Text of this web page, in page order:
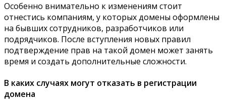
Особенно внимательно к изменениям стоит
отнестись компаниям, у которых домены оформлены
на бывших сотрудников, разработчиков или
подрядчиков. После вступления новых правил
подтверждение прав на такой домен может занять
время и создать дополнительные сложности.
В каких случаях могут отказать в регистрации
домена